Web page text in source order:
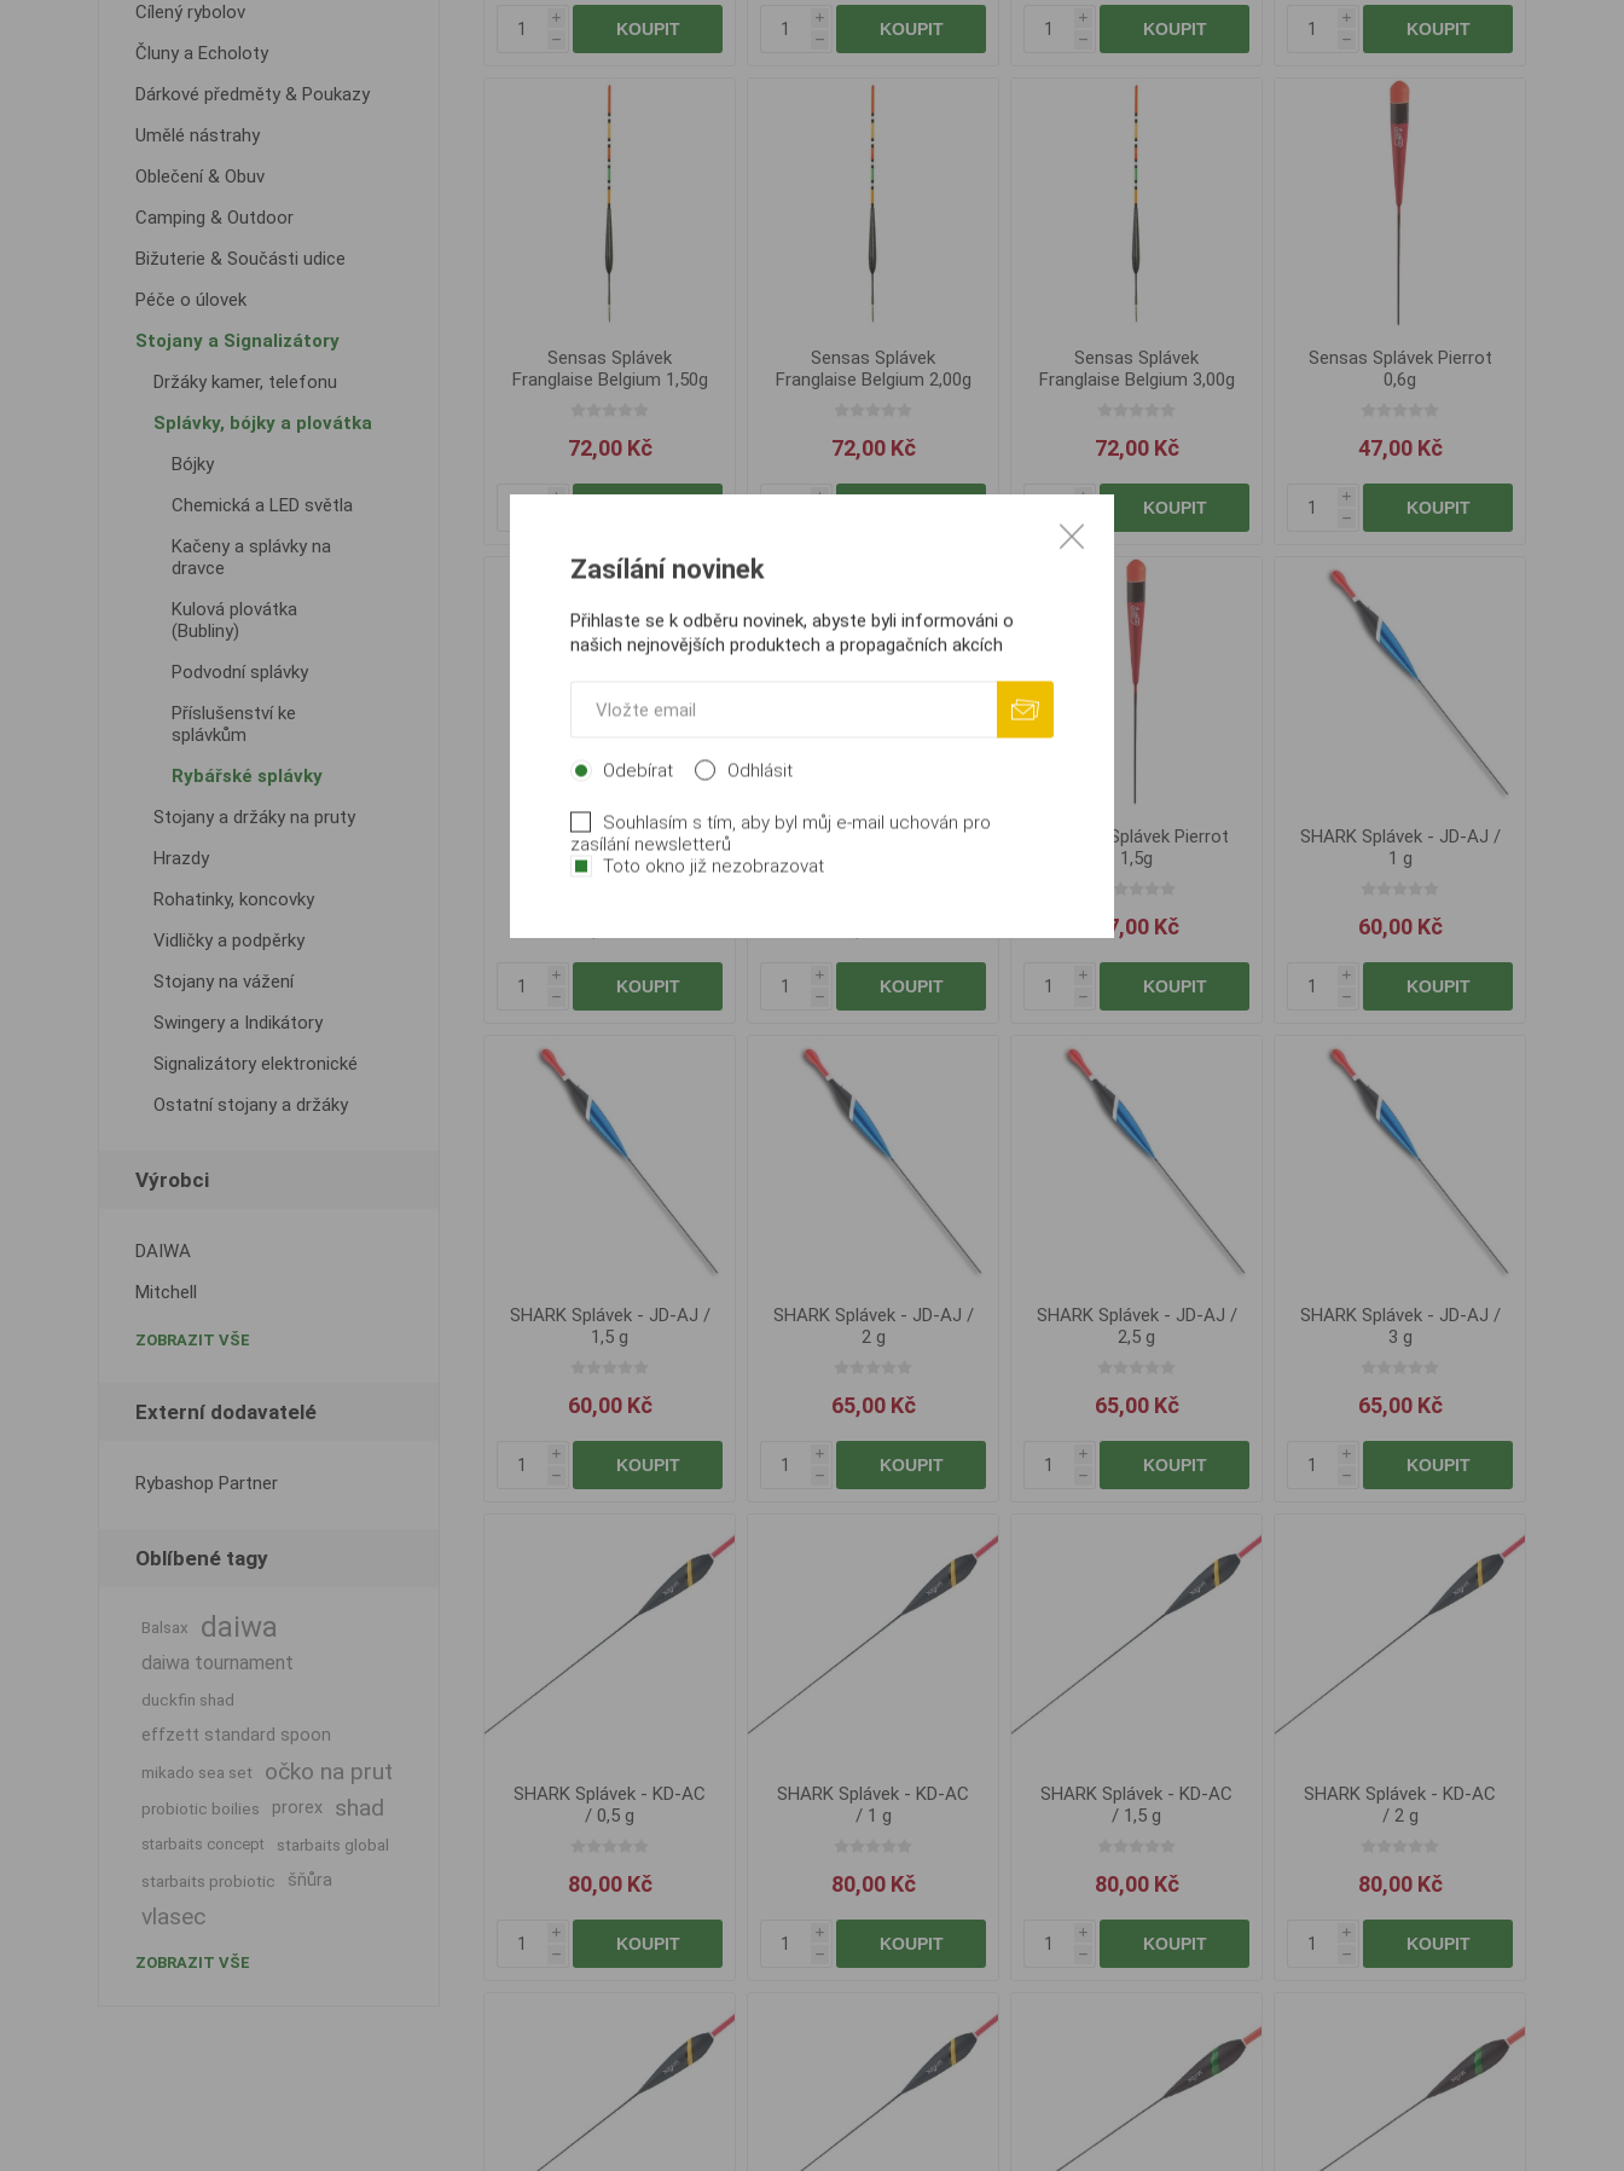
i
h
KOUPIT
i
h
KOUPIT
i
h
KOUPIT
i
h
KOUPIT
Sensas Splávek
Franglaise Belgium 1,50g
72,00 Kč
i
Sensas Splávek
Franglaise Belgium 2,00g
72,00 Kč
i
Sensas Splávek
Franglaise Belgium 3,00g
72,00 Kč
i
KOUPIT
Sensas Splávek Pierrot
0,6g
47,00 Kč
i
h
KOUPIT
Sensas Splávek Pierrot
0,8g
i
h
KOUPIT
Sensas Splávek Pierrot
i
h
KOUPIT
Sensas Splávek Pierrot
1,5g
47,00 Kč
i
h
KOUPIT
SHARK Splávek - JD-AJ /
1 g
60,00 Kč
i
h
KOUPIT
SHARK Splávek - JD-AJ /
1,5 g
60,00 Kč
i
h
KOUPIT
SHARK Splávek - JD-AJ /
2 g
65,00 Kč
i
h
KOUPIT
SHARK Splávek - JD-AJ /
2,5 g
65,00 Kč
i
h
KOUPIT
SHARK Splávek - JD-AJ /
3 g
65,00 Kč
i
h
KOUPIT
SHARK Splávek - KD-AC
/ 0,5 g
80,00 Kč
i
h
KOUPIT
SHARK Splávek - KD-AC
/ 1 g
80,00 Kč
i
h
KOUPIT
SHARK Splávek - KD-AC
/ 1,5 g
80,00 Kč
i
h
KOUPIT
SHARK Splávek - KD-AC
/ 2 g
80,00 Kč
i
h
KOUPIT
Cílený rybolov
Čluny a Echoloty
Dárkové předměty & Poukazy
Umělé nástrahy
Oblečení & Obuv
Camping & Outdoor
Bižuterie & Součásti udice
Péče o úlovek
Stojany a Signalizátory
Držáky kamer, telefonu
Splávky, bójky a plovátka
Bójky
Chemická a LED světla
Kačeny a splávky na
dravce
Kulová plovátka
(Bubliny)
Podvodní splávky
Příslušenství ke
splávkům
Rybářské splávky
Stojany a držáky na pruty
Hrazdy
Rohatinky, koncovky
Vidličky a podpěrky
Stojany na vážení
Swingery a Indikátory
Signalizátory elektronické
Ostatní stojany a držáky
Výrobci
DAIWA
Mitchell
ZOBRAZIT VŠE
Externí dodavatelé
Rybashop Partner
Oblíbené tagy
Balsax daiwa
daiwa tournament
duckfin shad
effzett standard spoon
mikado sea set očko na prut
probiotic boilies prorex shad
starbaits concept
starbaits global
starbaits probiotic
šňůra
vlasec
ZOBRAZIT VŠE
Zasílání novinek
Přihlaste se k odběru novinek, abyste byli informováni o
našich nejnovějších produktech a propagačních akcích
Odebírat Odhlásit
Souhlasím s tím, aby byl můj e-mail uchován pro
zasílání newsletterů
Toto okno již nezobrazovat